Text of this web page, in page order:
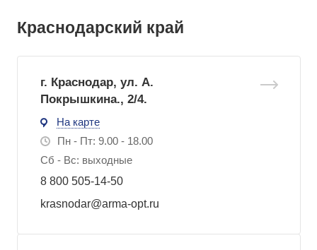
Краснодарский край
г. Краснодар, ул. А.
Покрышкина., 2/4.
На карте
Пн - Пт: 9.00 - 18.00
Сб - Вс: выходные
8 800 505-14-50
krasnodar@arma-opt.ru